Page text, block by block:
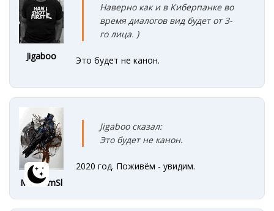
Jigaboo
Наверно как и в Киберпанке во
время диалогов вид будет от 3-
го лица. )
Это будет не канон.
MacksimSl
Jigaboo сказал:
Это будет не канон.
2020 год. Поживём - увидим.